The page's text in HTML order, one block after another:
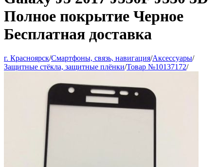
Полное покрытие Черное
Бесплатная доставка
г. Красноярск/Смартфоны, связь, навигация/Аксессуары/
Защитные стёкла, защитные плёнки/Товар №10137172/